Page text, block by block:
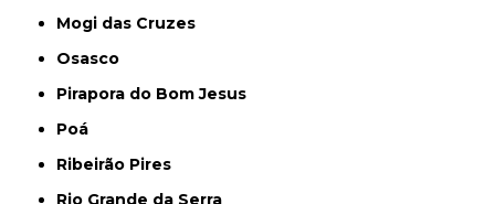
Mogi das Cruzes
Osasco
Pirapora do Bom Jesus
Poá
Ribeirão Pires
Rio Grande da Serra